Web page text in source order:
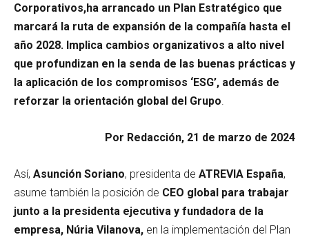
Corporativos,ha arrancado un Plan Estratégico que
marcará la ruta de expansión de la compañía hasta el
año 2028. Implica cambios organizativos a alto nivel
que profundizan en la senda de las buenas prácticas y
la aplicación de los compromisos ‘ESG’, además de
reforzar la orientación global del Grupo
Por Redacción, 21 de marzo de 2024
Así, Asunción Soriano, presidenta de ATREVIA España,
asume también la posición de CEO global para trabajar
junto a la presidenta ejecutiva y fundadora de la
empresa, Núria Vilanova, en la implementación del Plan